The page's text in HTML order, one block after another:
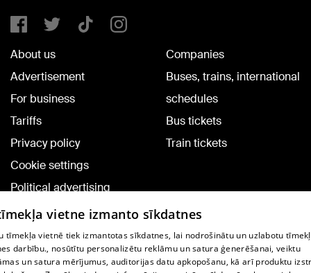
About us
Advertisement
For business
Tariffs
Privacy policy
Cookie settings
Political advertising
Cookie policy
Commenting terms
Companies
Buses, trains, international
schedules
Bus tickets
Train tickets
TV program
vietne izmanto sīkdatnes
tīmekļa vietnē tiek izmantotas sīkdatnes, lai nodrošinātu un uzlabotu
darbību., nosūtītu personalizētu reklāmu un satura ģenerēšanai, veiktu
un satura mērījumus, auditorijas datu apkopošanu, kā arī produktu